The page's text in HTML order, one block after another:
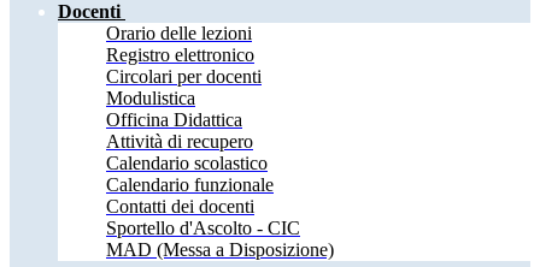
Docenti
Orario delle lezioni
Registro elettronico
Circolari per docenti
Modulistica
Officina Didattica
Attività di recupero
Calendario scolastico
Calendario funzionale
Contatti dei docenti
Sportello d'Ascolto - CIC
MAD (Messa a Disposizione)